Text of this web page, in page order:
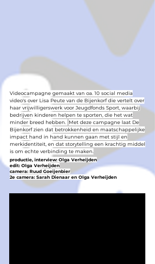
Videocampagne gemaakt van oa. 10 social media
video's over Lisa Peute van de Bijenkorf die vertelt over
haar vrijwilligerswerk voor Jeugdfonds Sport, waarbij
bedrijven kinderen helpen te sporten, die het wat
minder breed hebben. Met deze campagne laat De
Bijenkorf zien dat betrokkenheid en maatschappelijke
impact hand in hand kunnen gaan met stijl en
merkidentiteit, en dat storytelling een krachtig middel
is om echte verbinding te maken.
productie, interview: Olga Verheijden
edit: Olga Verheijden
camera: Ruud Goeijenbier
2e camera: Sarah Dienaar en Olga Verheijden